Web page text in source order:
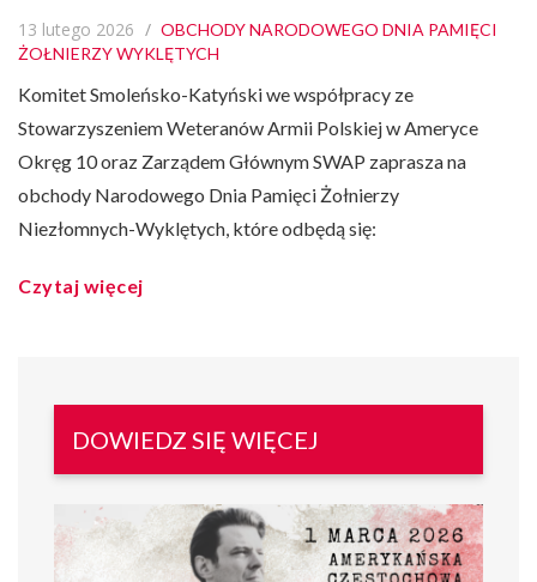
13 lutego 2026
OBCHODY NARODOWEGO DNIA PAMIĘCI
ŻOŁNIERZY WYKLĘTYCH
Komitet Smoleńsko-Katyński we współpracy ze
Stowarzyszeniem Weteranów Armii Polskiej w Ameryce
Okręg 10 oraz Zarządem Głównym SWAP zaprasza na
obchody Narodowego Dnia Pamięci Żołnierzy
Niezłomnych-Wyklętych, które odbędą się:
Czytaj więcej
DOWIEDZ SIĘ WIĘCEJ